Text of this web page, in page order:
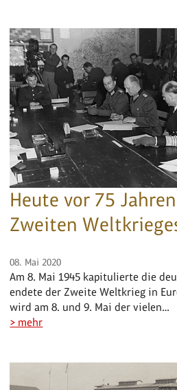
Heute vor 75
Zweiten
08. Mai 2020
Am 8. Mai 1945 kapitulierte die
endete der Zweite Weltkrieg in
wird am 8. und 9. Mai der vielen…
> mehr